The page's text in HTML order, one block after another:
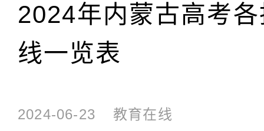
2024年内蒙古高考
线一览表
2024-06-23 教育在线